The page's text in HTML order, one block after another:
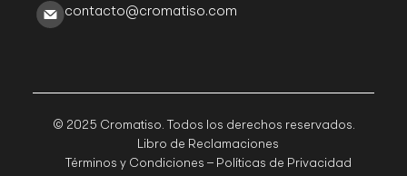
contacto@cromatiso.com
© 2025 Cromatiso. Todos los derechos reservados.
Libro de Reclamaciones
Términos y Condiciones – Políticas de Privacidad